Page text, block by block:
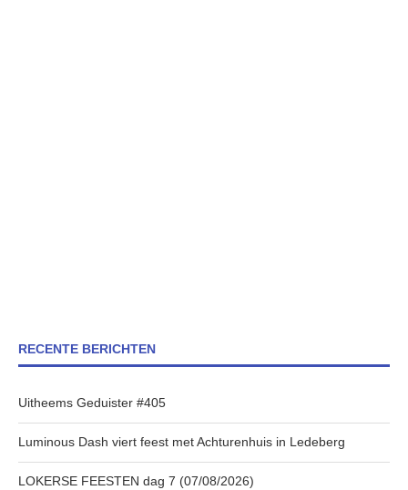
RECENTE BERICHTEN
Uitheems Geduister #405
Luminous Dash viert feest met Achturenhuis in Ledeberg
LOKERSE FEESTEN dag 7 (07/08/2026)